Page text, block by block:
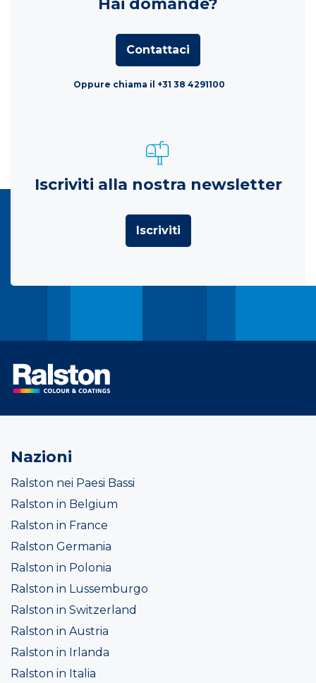
Contattaci
Oppure chiama il +31 38 4291100
Iscriviti alla nostra newsletter
Iscriviti
Nazioni
Ralston nei Paesi Bassi
Ralston in Belgium
Ralston in France
Ralston Germania
Ralston in Polonia
Ralston in Lussemburgo
Ralston in Switzerland
Ralston in Austria
Ralston in Irlanda
Ralston in Italia